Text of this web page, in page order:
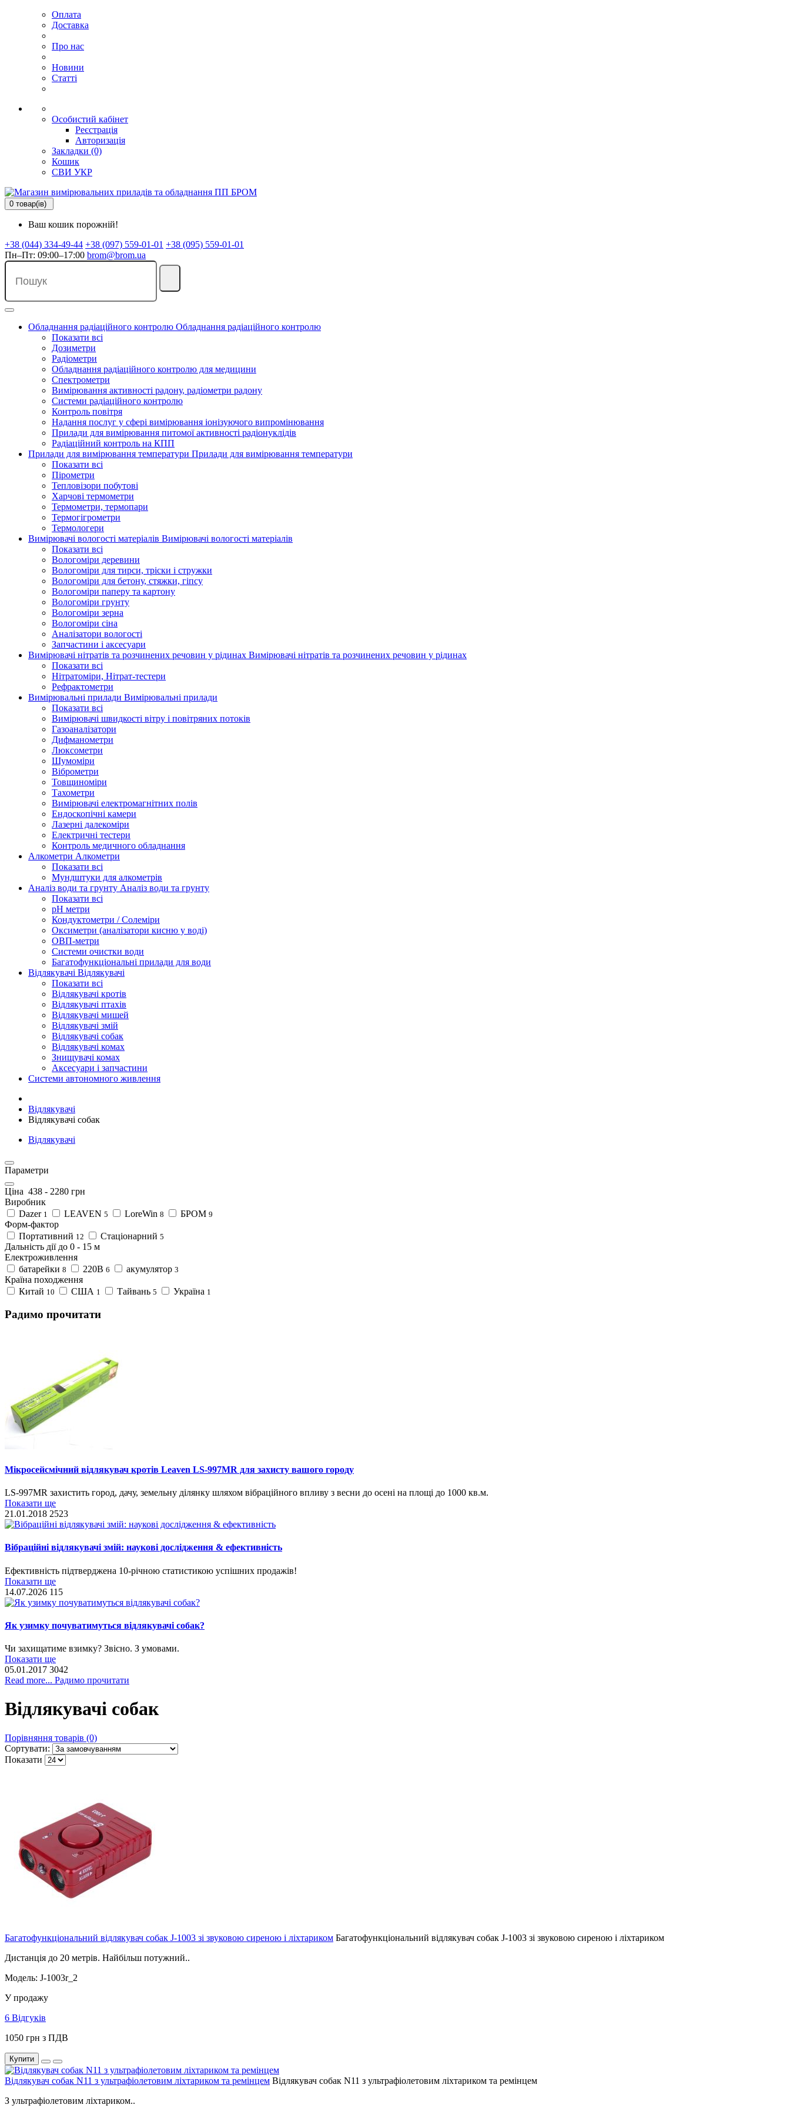
Оплата
Доставка
Про нас
Новини
Статті
Особистий кабінет
Реєстрація
Авторизація
Закладки (0)
Кошик
СВИ УКР
0 товар(ів)
Ваш кошик порожній!
+38 (044) 334-49-44 +38 (097) 559-01-01 +38 (095) 559-01-01
Пн–Пт: 09:00–17:00 brom@brom.ua
Обладнання радіаційного контролю Обладнання радіаційного контролю
Показати всі
Дозиметри
Радіометри
Обладнання радіаційного контролю для медицини
Спектрометри
Вимірювання активності радону, радіометри радону
Системи радіаційного контролю
Контроль повітря
Надання послуг у сфері вимірювання іонізуючого випромінювання
Прилади для вимірювання питомої активності радіонуклідів
Радіаційний контроль на КПП
Прилади для вимірювання температури Прилади для вимірювання температури
Показати всі
Пірометри
Тепловізори побутові
Харчові термометри
Термометри, термопари
Термогігрометри
Термологери
Вимірювачі вологості матеріалів Вимірювачі вологості матеріалів
Показати всі
Вологоміри деревини
Вологоміри для тирси, тріски і стружки
Вологоміри для бетону, стяжки, гіпсу
Вологоміри паперу та картону
Вологоміри грунту
Вологоміри зерна
Вологоміри сіна
Аналізатори вологості
Запчастини і аксесуари
Вимірювачі нітратів та розчинених речовин у рідинах Вимірювачі нітратів та розчинених речовин у рідинах
Показати всі
Нітратоміри, Нітрат-тестери
Рефрактометри
Вимірювальні прилади Вимірювальні прилади
Показати всі
Вимірювачі швидкості вітру і повітряних потоків
Газоаналізатори
Дифманометри
Люксометри
Шумоміри
Віброметри
Товщиноміри
Тахометри
Вимірювачі електромагнітних полів
Ендоскопічні камери
Лазерні далекоміри
Електричні тестери
Контроль медичного обладнання
Алкометри Алкометри
Показати всі
Мундштуки для алкометрів
Аналіз води та грунту Аналіз води та грунту
Показати всі
рН метри
Кондуктометри / Солеміри
Оксиметри (аналізатори кисню у воді)
ОВП-метри
Системи очистки води
Багатофункціональні прилади для води
Відлякувачі Відлякувачі
Показати всі
Відлякувачі кротів
Відлякувачі птахів
Відлякувачі мишей
Відлякувачі змій
Відлякувачі собак
Відлякувачі комах
Знищувачі комах
Аксесуари і запчастини
Системи автономного живлення
Відлякувачі
Відлякувачі собак
Відлякувачі
Параметри
Ціна 438 - 2280 грн
Виробник
Dazer 1 LEAVEN 5 LoreWin 8 БРОМ 9
Форм-фактор
Портативний 12 Стаціонарний 5
Дальність дії до 0 - 15 м
Електроживлення
батарейки 8 220B 6 акумулятор 3
Країна походження
Китай 10 США 1 Тайвань 5 Україна 1
Радимо прочитати
Мікросейсмічний відлякувач кротів Leaven LS-997MR для захисту вашого городу
LS-997MR захистить город, дачу, земельну ділянку шляхом вібраційного впливу з весни до осені на площі до 1000 кв.м.
Показати ще
21.01.2018 2523
Вібраційні відлякувачі змій: наукові дослідження & ефективність
Ефективність підтверджена 10-річною статистикою успішних продажів!
Показати ще
14.07.2026 115
Як узимку почуватимуться відлякувачі собак?
Чи захищатиме взимку? Звісно. З умовами.
Показати ще
05.01.2017 3042
Read more... Радимо прочитати
Відлякувачі собак
Порівняння товарів (0)
Сортувати:
Показати
Багатофункціональний відлякувач собак J-1003 зі звуковою сиреною і ліхтариком Багатофункціональний відлякувач собак J-1003 зі звуковою сиреною і ліхтариком
Дистанція до 20 метрів. Найбільш потужний..
Модель: J-1003r_2
У продажу
6 Відгуків
1050 грн з ПДВ
Купити
Відлякувач собак N11 з ультрафіолетовим ліхтариком та ремінцем Відлякувач собак N11 з ультрафіолетовим ліхтариком та ремінцем
З ультрафіолетовим ліхтариком..